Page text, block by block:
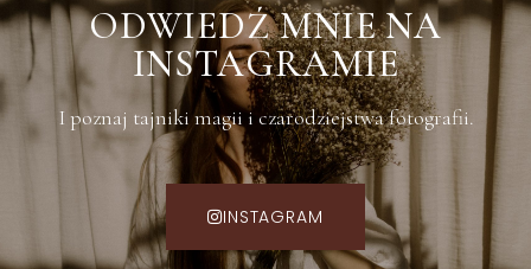
ODWIEDŹ MNIE NA
INSTAGRAMIE
I poznaj tajniki magii i czarodziejstwa fotografii.
INSTAGRAM